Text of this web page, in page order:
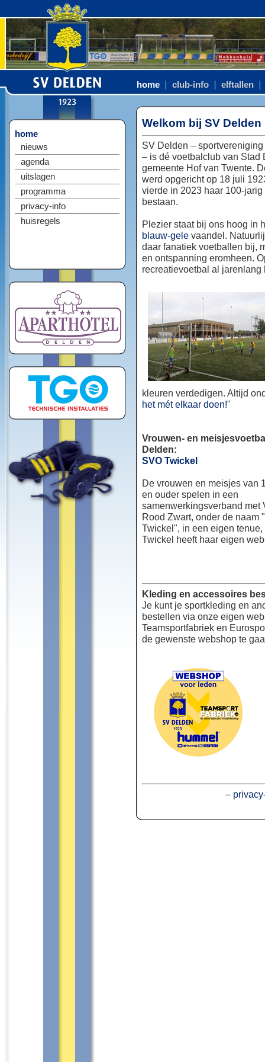
home club-info elftallen
home
nieuws
agenda
uitslagen
programma
privacy-info
huisregels
Welkom bij SV Delden
SV Delden –
– is dé voetbalclub van Stad
gemeente Hof van Twente.
werd opgericht op 18 juli
vierde in 2023 haar 100-jarig
bestaan.
Plezier staat bij ons hoog in
blauw-gele vaandel.
daar fanatiek voetballen bij,
en ontspanning eromheen.
recreatievoetbal al jarenlang
kleuren verdedigen. Altijd
het mét elkaar doen!"
Vrouwen- en
Delden:
SVO Twickel
De vrouwen en meisjes van
en ouder spelen in een
samenwerkingsverband met
Rood Zwart, onder de naam
Twickel", in een eigen
Twickel heeft haar eigen
Kleding en accessoires
Je kunt je sportkleding en
bestellen via onze eigen
Teamsportfabriek en
de gewenste webshop te
–